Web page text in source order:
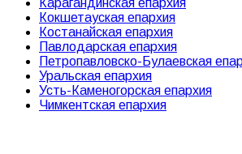
Карагандинская епархия
Кокшетауская епархия
Костанайская епархия
Павлодарская епархия
Петропавловско-Булаевская
Уральская епархия
Усть-Каменогорская епархия
Чимкентская епархия